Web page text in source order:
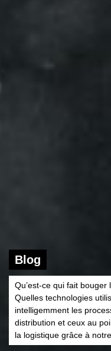
Blog
Qu’est-ce qui fait
Quelles technologies
intelligemment les
distribution et ceux au
la logistique grâce à